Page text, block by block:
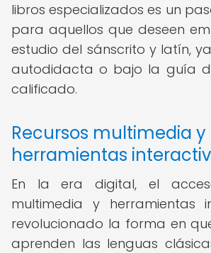
libros especializados es un
para aquellos que deseen
estudio del sánscrito y latín,
autodidacta o bajo la guía
calificado.
Recursos multimedia y
herramientas
En la era digital, el
multimedia y herramientas
revolucionado la forma en
aprenden las lenguas